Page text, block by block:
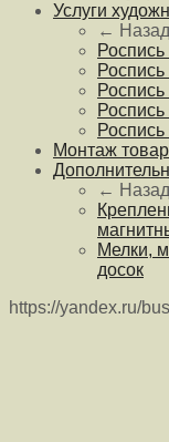
Услуги
← Назад
Роспись
Роспись
Монтаж
← Назад
Мелки,
досок
https://yandex.ru/